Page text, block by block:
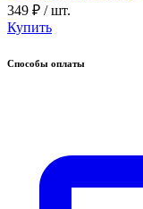
349 ₽ / шт.
Купить
Способы оплаты